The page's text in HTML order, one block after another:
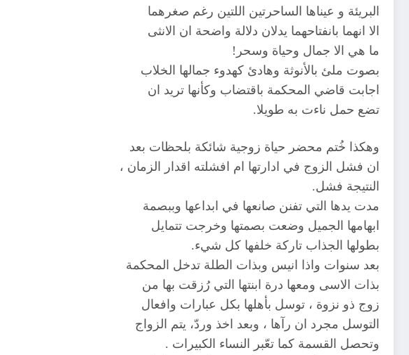
البريئة و عيناها الساحرتين اللتين رغم صغرهما
الا انهما بانفتاحهما يدلان دلالة واضحة ان الانثى
ما هي الا جمال وحياة وسحر!
بصوت ملئ بالأنوثة وهادئ كهدوء جمالها الخلاب
اجابت قاضي المحكمة باقتضاب وكأنها تريد ان
تضع حمل ناءت به طويلا.
وهكذا خُتم محضر حياة زوجية شائكة بلحظات بعد
ان فشل الزوج في ادارتها ام افشلته اقدار الزمان ،
النتيجة فشل.
مدت يدها التي تفنن صانعها في ابداعها وببصمة
ابهامها الجميل وضعت بصمتها وخرجت تتمايل
بطولها الجذاب تاركة خلفها كل شيء.
بعد سنوات واذا انيس وبذات الطلة تدخل المحكمة
بذات الاسى ومعها درة ابنتها التي رُزقت بها من
زوج ذو نزوة ، توسل بأهلها بكل عبارات وافعال
التوسل مجرد ان رآها ، وبعد اخذ وردّ، يتم الزواج
وتحصل القسمة كما تعّبر النساء الكبيرات .